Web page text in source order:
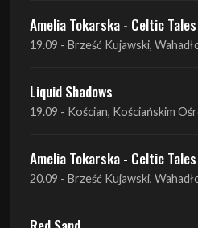
Liquid Shadows
19.09 - Kościan, Kościańskim
Amelia Tokarska - Celtic Tales
20.09 - Brześć Kujawski, Wahadło
Red Sand
Haken